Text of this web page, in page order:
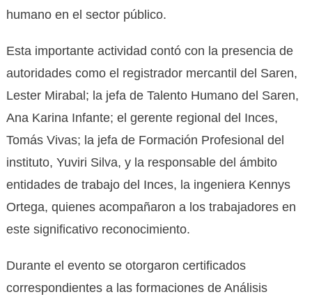
humano en el sector público.
Esta importante actividad contó con la presencia de
autoridades como el registrador mercantil del Saren,
Lester Mirabal; la jefa de Talento Humano del Saren,
Ana Karina Infante; el gerente regional del Inces,
Tomás Vivas; la jefa de Formación Profesional del
instituto, Yuviri Silva, y la responsable del ámbito
entidades de trabajo del Inces, la ingeniera Kennys
Ortega, quienes acompañaron a los trabajadores en
este significativo reconocimiento.
Durante el evento se otorgaron certificados
correspondientes a las formaciones de Análisis